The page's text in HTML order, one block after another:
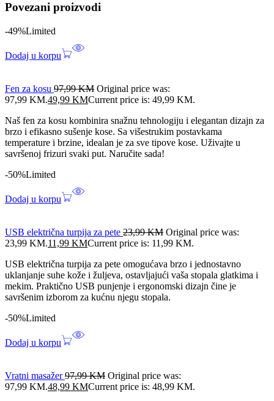
Povezani proizvodi
-49%Limited
Dodaj u korpu
Fen za kosu 97,99KM Original price was:
97,99 KM.49,99 KMCurrent price is: 49,99 KM.
Naš fen za kosu kombinira snažnu tehnologiju i elegantan dizajn za
brzo i efikasno sušenje kose. Sa višestrukim postavkama
temperature i brzine, idealan je za sve tipove kose. Uživajte u
savršenoj frizuri svaki put. Naručite sada!
-50%Limited
Dodaj u korpu
USB električna turpija za pete 23,99KM Original price was:
23,99 KM.11,99 KMCurrent price is: 11,99 KM.
USB električna turpija za pete omogućava brzo i jednostavno
uklanjanje suhe kože i žuljeva, ostavljajući vaša stopala glatkima i
mekim. Praktično USB punjenje i ergonomski dizajn čine je
savršenim izborom za kućnu njegu stopala.
-50%Limited
Dodaj u korpu
Vratni masažer97,99KM Original price was:
97,99 KM.48,99 KMCurrent price is: 48,99 KM.